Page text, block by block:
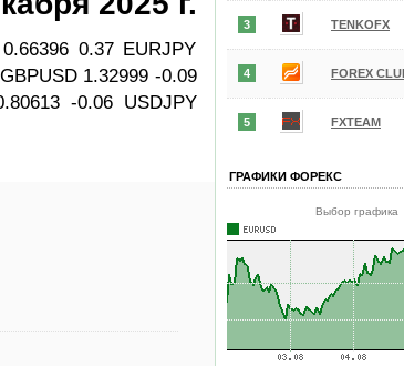
0.37 EURJPY
1.32999 -0.09
-0.06 USDJPY
3 TENKOFX
4 FOREX
5 FXTEAM
ГРАФИКИ ФОРЕКС
Выбор графика